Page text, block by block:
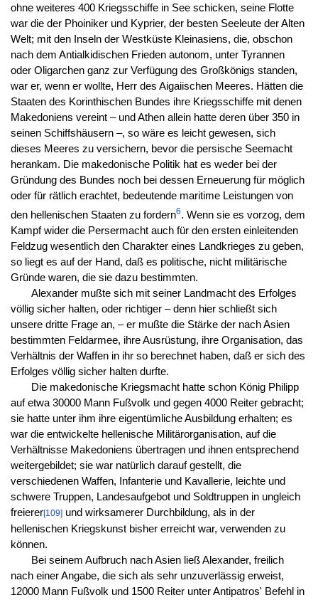
ohne weiteres 400 Kriegsschiffe in See schicken, seine Flotte
war die der Phoiniker und Kyprier, der besten Seeleute der Alten
Welt; mit den Inseln der Westküste Kleinasiens, die, obschon
nach dem Antialkidischen Frieden autonom, unter Tyrannen
oder Oligarchen ganz zur Verfügung des Großkönigs standen,
war er, wenn er wollte, Herr des Aigaiischen Meeres. Hätten die
Staaten des Korinthischen Bundes ihre Kriegsschiffe mit denen
Makedoniens vereint – und Athen allein hatte deren über 350 in
seinen Schiffshäusern –, so wäre es leicht gewesen, sich
dieses Meeres zu versichern, bevor die persische Seemacht
herankam. Die makedonische Politik hat es weder bei der
Gründung des Bundes noch bei dessen Erneuerung für möglich
oder für rätlich erachtet, bedeutende maritime Leistungen von
den hellenischen Staaten zu fordern6. Wenn sie es vorzog, dem
Kampf wider die Persermacht auch für den ersten einleitenden
Feldzug wesentlich den Charakter eines Landkrieges zu geben,
so liegt es auf der Hand, daß es politische, nicht militärische
Gründe waren, die sie dazu bestimmten.
Alexander mußte sich mit seiner Landmacht des Erfolges
völlig sicher halten, oder richtiger – denn hier schließt sich
unsere dritte Frage an, – er mußte die Stärke der nach Asien
bestimmten Feldarmee, ihre Ausrüstung, ihre Organisation, das
Verhältnis der Waffen in ihr so berechnet haben, daß er sich des
Erfolges völlig sicher halten durfte.
Die makedonische Kriegsmacht hatte schon König Philipp
auf etwa 30000 Mann Fußvolk und gegen 4000 Reiter gebracht;
sie hatte unter ihm ihre eigentümliche Ausbildung erhalten; es
war die entwickelte hellenische Militärorganisation, auf die
Verhältnisse Makedoniens übertragen und ihnen entsprechend
weitergebildet; sie war natürlich darauf gestellt, die
verschiedenen Waffen, Infanterie und Kavallerie, leichte und
schwere Truppen, Landesaufgebot und Soldtruppen in ungleich
freierer[109]und wirksamerer Durchbildung, als in der
hellenischen Kriegskunst bisher erreicht war, verwenden zu
können.
Bei seinem Aufbruch nach Asien ließ Alexander, freilich
nach einer Angabe, die sich als sehr unzuverlässig erweist,
12000 Mann Fußvolk und 1500 Reiter unter Antipatros' Befehl in